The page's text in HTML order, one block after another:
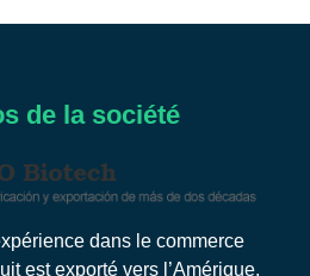
de la société
dans le commerce
est exporté vers l’Amérique,